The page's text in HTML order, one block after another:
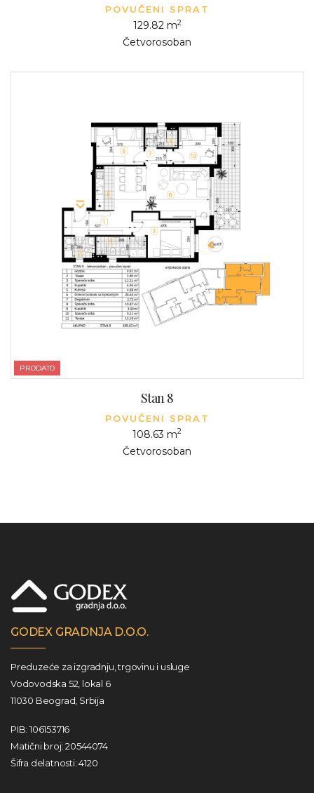
POVUČENI SPRAT
129.82 m2
Četvorosoban
PRODATO
Stan 8
POVUČENI SPRAT
108.63 m2
Četvorosoban
GODEX GRADNJA D.O.O.
Preduzeće za izgradnju, trgovinu i usluge
Vodovodska 52, lokal 6
11030 Beograd, Srbija
PIB: 106153716
Matični broj: 20544074
Šifra delatnosti: 4120